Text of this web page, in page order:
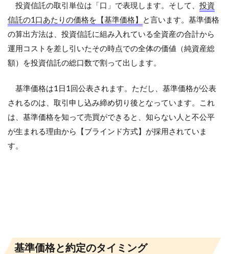
約定
ミン
グ
2.2
SBI証
定タ
イミ
3
と
投資信託の取引単位は「口」で表現します。そして、 投資
信託の1口あたりの価格を【基準価格】
と言います。基準価格
の算出方法は、投資信託に組み入れている全資産の合計から
運用コストを差し引いたその時点での全体の価値（純資産総
額）を投資信託の総口数で割って出します。
基準価格は1日1回公表されます。ただし、基準価格が公表
されるのは、取引申し込み締め切り後となっています。これ
は、基準価格を知って売買ができると、知らない人と不公平
が生まれる理由から【ブラインド方式】が採用されていま
す。
基準価格と約定のタイミング